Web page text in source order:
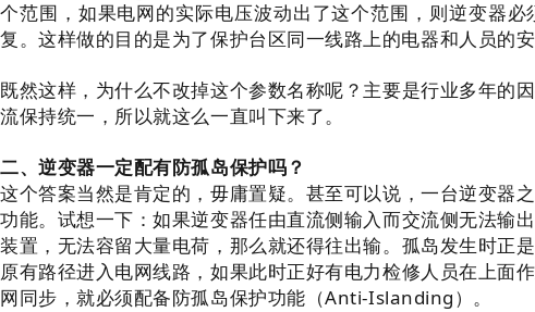
个范围，如果电网的实际电压波动出了这个范围，则逆变器
复。这样做的目的是为了保护台区同一线路上的电器和人员的安
既然这样，为什么不改掉这个参数名称呢？主要是行业多年
流保持统一，所以就这么一直叫下来了。
二、逆变器一定配有防孤岛保护吗？
这个答案当然是肯定的，毋庸置疑。甚至可以说，一台逆变器
功能。试想一下：如果逆变器任由直流侧输入而交流侧无法输
装置 ，无法容留大量电荷，那么就还得往出输。孤岛发生时正
原有路径进入电网线路，如果此时正好有电力检修人员在上面
网同步，就必须配备防孤岛保护功能（Anti-Islanding） 。